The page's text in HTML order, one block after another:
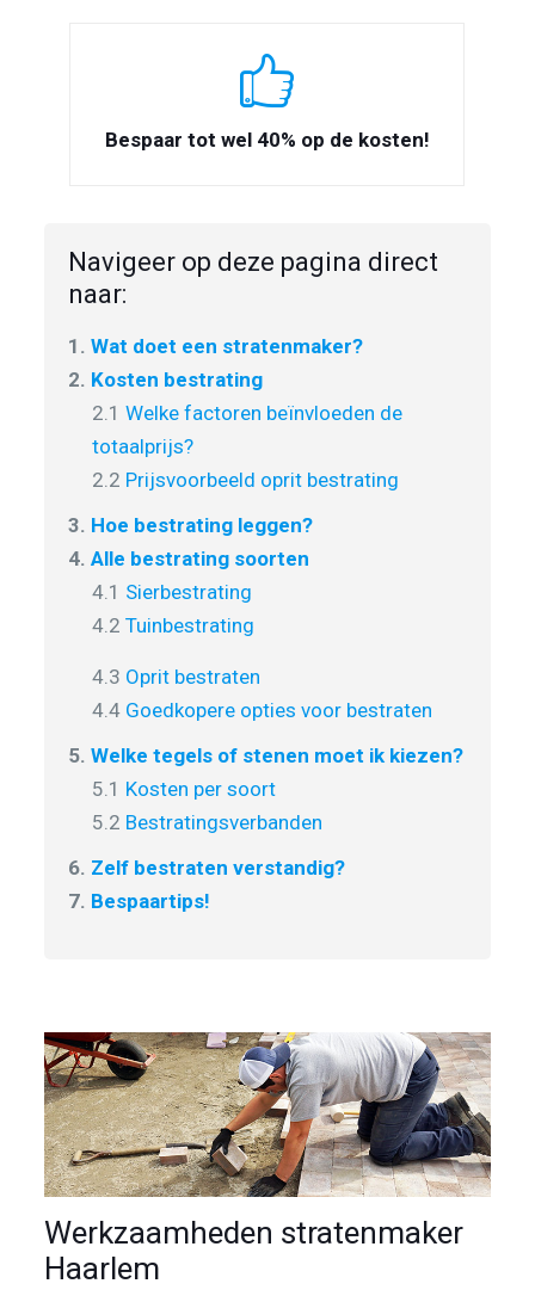
Bespaar tot wel 40% op de kosten!
Navigeer op deze pagina direct
naar:
1. Wat doet een stratenmaker?
2. Kosten bestrating
2.1 Welke factoren beïnvloeden de
totaalprijs?
2.2 Prijsvoorbeeld oprit bestrating
3. Hoe bestrating leggen?
4. Alle bestrating soorten
4.1 Sierbestrating
4.2 Tuinbestrating
4.3 Oprit bestraten
4.4 Goedkopere opties voor bestraten
5. Welke tegels of stenen moet ik kiezen?
5.1 Kosten per soort
5.2 Bestratingsverbanden
6. Zelf bestraten verstandig?
7. Bespaartips!
Werkzaamheden stratenmaker
Haarlem